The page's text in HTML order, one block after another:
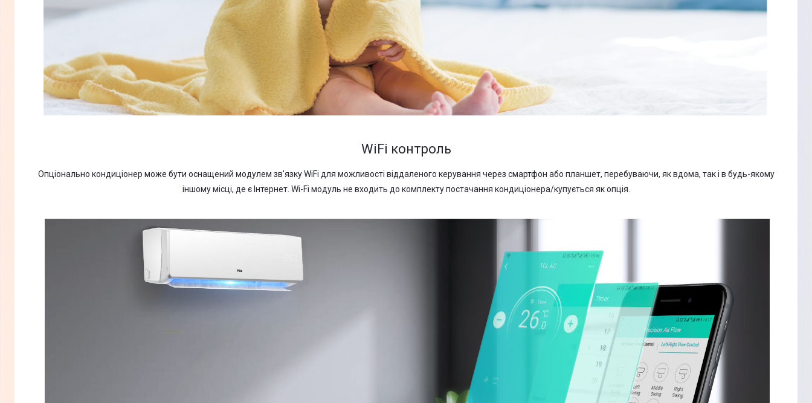
WiFi контроль
Опціонально кондиціонер може бути оснащений модулем зв'язку WiFi для можливості віддаленого керування через смартфон або планшет, перебуваючи, як вдома, так і в будь-якому
іншому місці, де є Інтернет. Wi-Fi модуль не входить до комплекту постачання кондиціонера/купується як опція.